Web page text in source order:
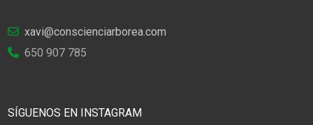
xavi@conscienciarborea.com
650 907 785
SÍGUENOS EN INSTAGRAM